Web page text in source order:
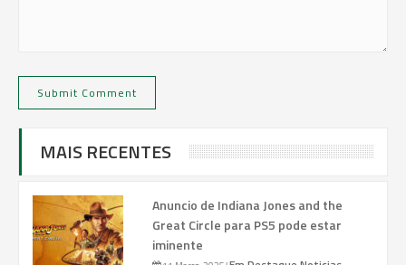
MAIS RECENTES
Anuncio de Indiana Jones and the
Great Circle para PS5 pode estar
iminente